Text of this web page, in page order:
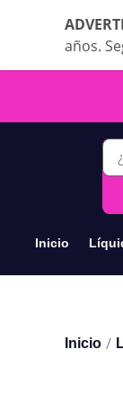
años.
Inicio
Inicio /